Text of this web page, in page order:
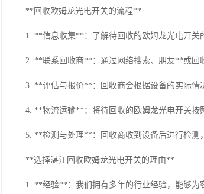
**回收欧姆龙光电开关的流程**
1. **信息收集**：了解待回收的欧姆龙光电开关
2. **联系回收商**：通过网络搜索、朋友**或回
3. **评估与报价**：回收商会根据设备的实际情
4. **物流运输**：将待回收的欧姆龙光电开关按
5. **检测与处理**：回收商收到设备后进行检测
**选择湛江回收欧姆龙光电开关的理由**
1. **经验**：我们拥有多年的行业经验，能够为